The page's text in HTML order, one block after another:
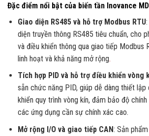
Đặc điểm nổi bật của biến tần Inovance
Giao diện RS485 và hỗ trợ Modbus RTU
diện truyền thông RS485 tiêu chuẩn, cho
và điều khiển thông qua giao tiếp Modbus
linh hoạt và khả năng mở rộng.
Tích hợp PID và hỗ trợ điều khiển vòng
sẵn chức năng PID, giúp dễ dàng thiết lập
khiển quy trình vòng kín, đảm bảo độ
các ứng dụng cần sự chính xác cao.
Mở rộng I/O và giao tiếp CAN: Sản